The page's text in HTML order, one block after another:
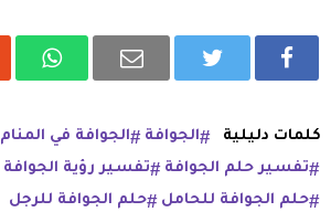
كلمات دليلية الجوافة الجوافة في المنام
تفسير حلم الجوافة
تفسير رؤية الجوافة
حلم الجوافة للحامل
حلم الجوافة للرجل